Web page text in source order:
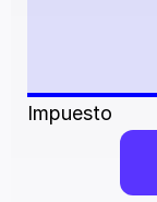
Impuesto